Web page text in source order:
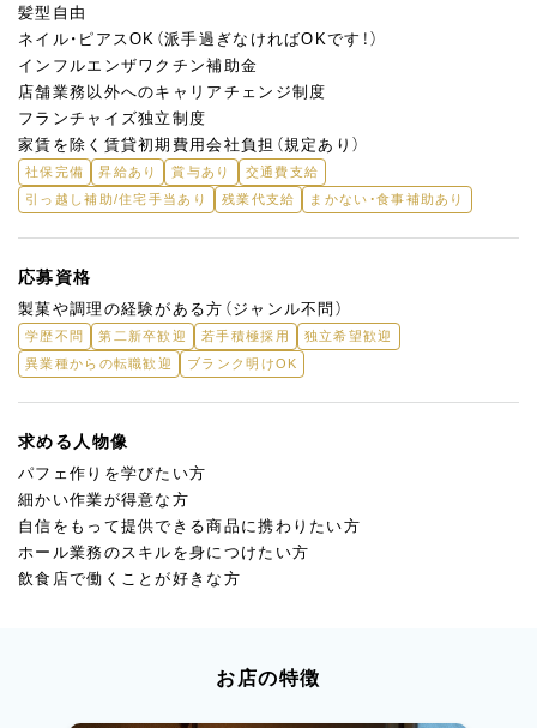
髪型自由
ネイル・ピアスOK（派手過ぎなければOKです！）
インフルエンザワクチン補助金
店舗業務以外へのキャリアチェンジ制度
フランチャイズ独立制度
家賃を除く賃貸初期費用会社負担（規定あり）
社保完備 昇給あり 賞与あり
交通費支給
引っ越し補助/住宅手当あり
残業代支給 まかない・食事補助あり
応募資格
製菓や調理の経験がある方（ジャンル不問）
学歴不問 第二新卒歓迎 若手積極採用
独立希望歓迎
異業種からの転職歓迎
ブランク明けOK
求める人物像
パフェ作りを学びたい方
細かい作業が得意な方
自信をもって提供できる商品に携わりたい方
ホール業務のスキルを身につけたい方
飲食店で働くことが好きな方
お店の特徴